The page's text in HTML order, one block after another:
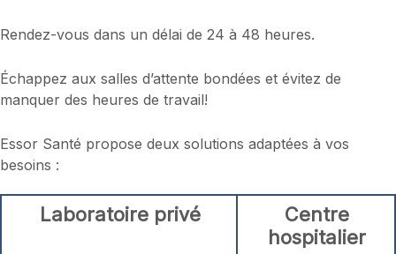
Rendez-vous dans un délai de 24 à 48 heures.
Échappez aux salles d’attente bondées et évitez de
manquer des heures de travail!
Essor Santé propose deux solutions adaptées à vos
besoins :
Laboratoire privé
Centre
hospitalier